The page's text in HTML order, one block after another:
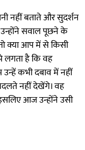
नहीं बताते और सुदर्शन
सवाल पूछने के
क्या आप में से किसी
लगता है कि वह
कभी दबाव में नहीं
नहीं देखेंगे। वह
आज उन्होंने उसी